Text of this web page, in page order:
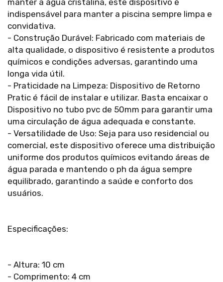
manter a água cristalina, este dispositivo é
indispensável para manter a piscina sempre limpa e
convidativa.
- Construção Durável: Fabricado com materiais de
alta qualidade, o dispositivo é resistente a produtos
químicos e condições adversas, garantindo uma
longa vida útil.
- Praticidade na Limpeza: Dispositivo de Retorno
Pratic é fácil de instalar e utilizar. Basta encaixar o
Dispositivo no tubo pvc de 50mm para garantir uma
uma circulação de água adequada e constante.
- Versatilidade de Uso: Seja para uso residencial ou
comercial, este dispositivo oferece uma distribuição
uniforme dos produtos químicos evitando áreas de
água parada e mantendo o ph da água sempre
equilibrado, garantindo a saúde e conforto dos
usuários.
Especificações:
- Altura: 10 cm
- Comprimento: 4 cm